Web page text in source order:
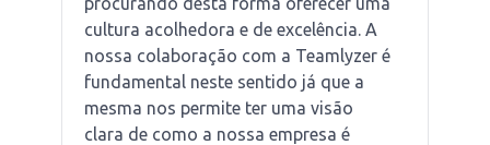
cultura acolhedora e de excelência. A
nossa colaboração com a Teamlyzer é
fundamental neste sentido já que a
mesma nos permite ter uma visão
clara de como a nossa empresa é